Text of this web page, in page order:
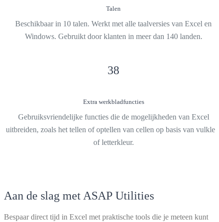
Talen
Beschikbaar in 10 talen. Werkt met alle taalversies van Excel en
Windows. Gebruikt door klanten in meer dan 140 landen.
38
Extra werkbladfuncties
Gebruiksvriendelijke functies die de mogelijkheden van Excel
uitbreiden, zoals het tellen of optellen van cellen op basis van
of letterkleur.
Aan de slag met ASAP Utilities
Bespaar direct tijd in Excel met praktische tools die je meteen kunt